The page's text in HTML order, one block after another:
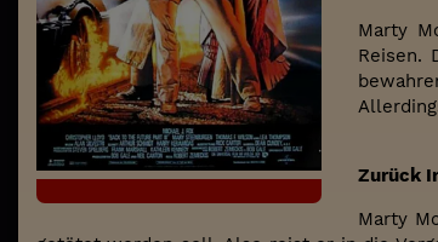
Marty
Reisen.
Zurück
Marty